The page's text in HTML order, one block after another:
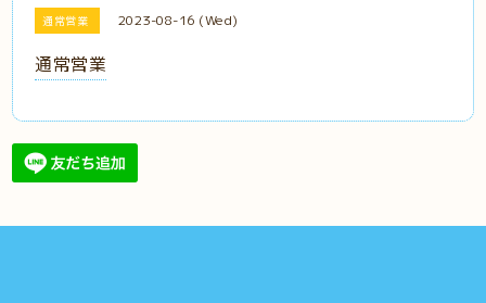
通常営業 2023-08-16 (Wed)
通常営業